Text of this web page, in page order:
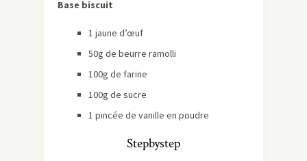
Base biscuit
1 jaune d’œuf
50g de beurre ramolli
100g de farine
100g de sucre
1 pincée de vanille en poudre
Stepbystep